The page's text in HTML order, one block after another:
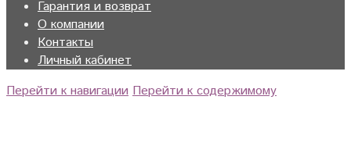
Гарантия и возврат
О компании
Контакты
Личный кабинет
Перейти к навигации Перейти к содержимому